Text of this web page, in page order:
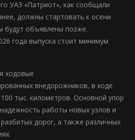
УАЗ «Патриот», как сообщали
должны стартовать к осени
будут объявлены позже.
года выпуска стоит минимум
ходовые
внедорожников, в ходе
тыс. километров. Основной упор
работы новых узлов и
разбитых дорог, а также различных